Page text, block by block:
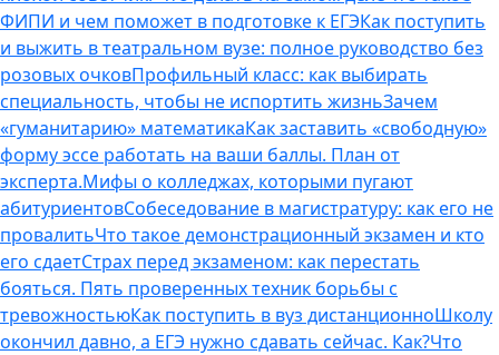
ФИПИ и чем поможет в подготовке к ЕГЭКак поступить
и выжить в театральном вузе: полное руководство без
розовых очковПрофильный класс: как выбирать
специальность, чтобы не испортить жизньЗачем
«гуманитарию» математикаКак заставить «свободную»
форму эссе работать на ваши баллы. План от
эксперта.Мифы о колледжах, которыми пугают
абитуриентовСобеседование в магистратуру: как его не
провалитьЧто такое демонстрационный экзамен и кто
его сдаетСтрах перед экзаменом: как перестать
бояться. Пять проверенных техник борьбы с
тревожностьюКак поступить в вуз дистанционноШколу
окончил давно, а ЕГЭ нужно сдавать сейчас. Как?Что